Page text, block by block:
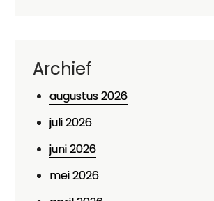
Archief
augustus 2026
juli 2026
juni 2026
mei 2026